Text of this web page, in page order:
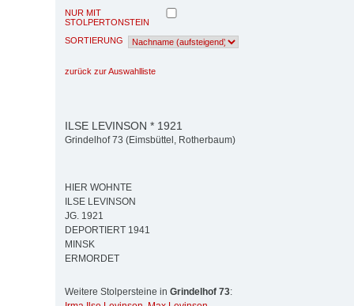
NUR MIT
STOLPERTONSTEIN
SORTIERUNG
zurück zur Auswahlliste
ILSE LEVINSON * 1921
Grindelhof 73 (Eimsbüttel, Rotherbaum)
HIER WOHNTE
ILSE LEVINSON
JG. 1921
DEPORTIERT 1941
MINSK
ERMORDET
Weitere Stolpersteine in Grindelhof 73: